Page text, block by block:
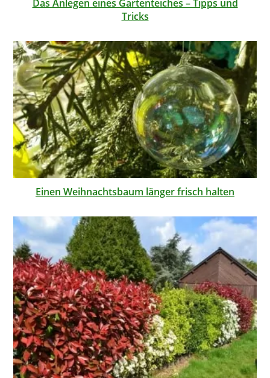
Das Anlegen eines Gartenteiches – Tipps und
Tricks
Einen Weihnachtsbaum länger frisch halten